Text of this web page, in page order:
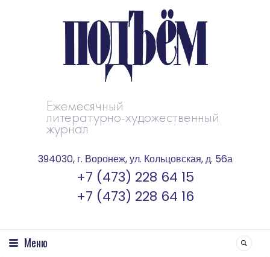
Ежемесячный
литературно-художественный
журнал
394030, г. Воронеж, ул. Кольцовская, д. 56а
+7 (473) 228 64 15
+7 (473) 228 64 16
Меню